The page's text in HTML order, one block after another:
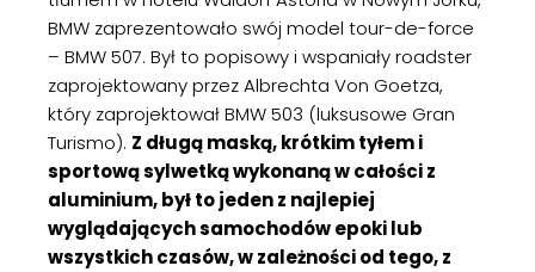
BMW zaprezentowało swój model tour-de-force
– BMW 507. Był to popisowy i wspaniały roadster
zaprojektowany przez Albrechta Von Goetza,
który zaprojektował BMW 503 (luksusowe Gran
Turismo). Z długą maską, krótkim tyłem i
sportową sylwetką wykonaną w całości z
aluminium, był to jeden z najlepiej
wyglądających samochodów epoki lub
wszystkich czasów, w zależności od tego, z